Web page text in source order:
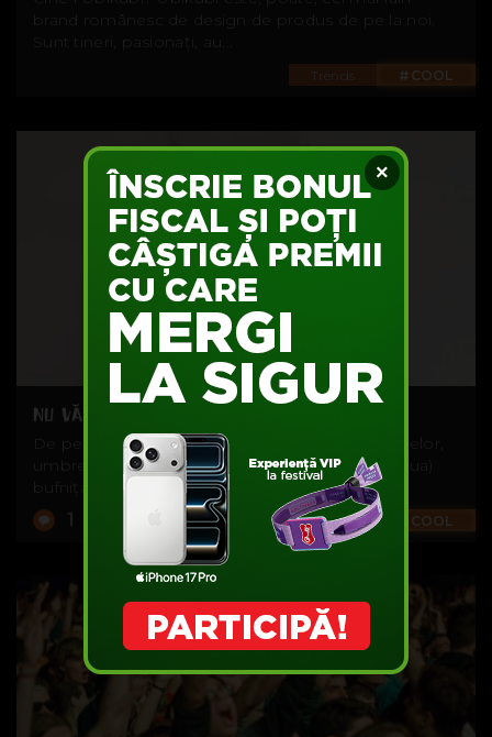
×
brand românesc de design de produs de pe la noi.
Sunt tineri, pasionați, au...
#COOL
Trends
NU VĂ SUPĂRAȚI, CÂT E BUFNIȚA?
De pe imprimeurile cool ale pernuțelor, gentuțelor,
umbreluțelor (și lista diminutivelor poate continua)
bufnița coboară în...
#COOL
Trends
1